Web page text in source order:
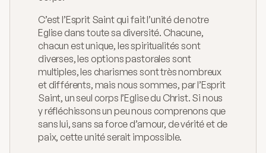
C’est l’Esprit Saint qui fait l’unité de notre
Eglise dans toute sa diversité. Chacune,
chacun est unique, les spiritualités sont
diverses, les options pastorales sont
multiples, les charismes sont très nombreux
et différents, mais nous sommes, par l’Esprit
Saint, un seul corps l’Eglise du Christ. Si nous
y réfléchissons un peu nous comprenons que
sans lui, sans sa force d’amour, de vérité et de
paix, cette unité serait impossible.